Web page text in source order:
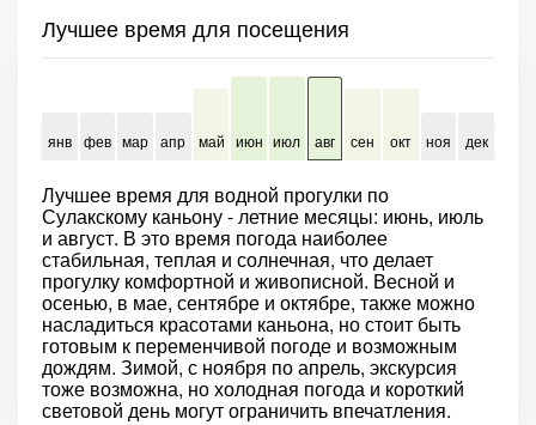
Лучшее время для посещения
янв фев мар апр май июн июл авг сен окт ноя дек
Лучшее время для водной прогулки по
Сулакскому каньону - летние месяцы: июнь, июль
и август. В это время погода наиболее
стабильная, теплая и солнечная, что делает
прогулку комфортной и живописной. Весной и
осенью, в мае, сентябре и октябре, также можно
насладиться красотами каньона, но стоит быть
готовым к переменчивой погоде и возможным
дождям. Зимой, с ноября по апрель, экскурсия
тоже возможна, но холодная погода и короткий
световой день могут ограничить впечатления.